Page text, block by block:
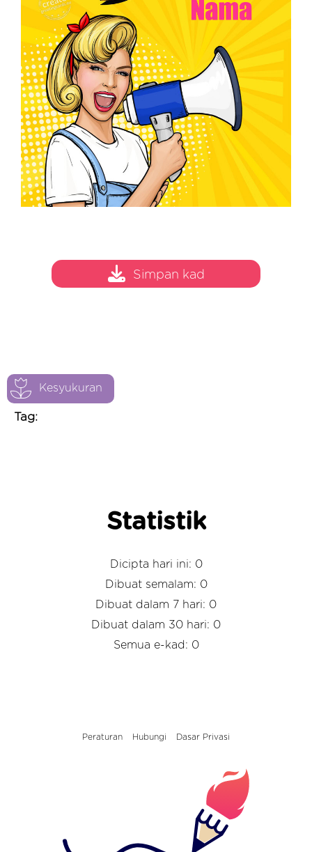
Kesyukuran
Tag:
Simpan kad
Statistik
Dicipta hari ini: 0
Dibuat semalam: 0
Dibuat dalam 7 hari: 0
Dibuat dalam 30 hari: 0
Semua e-kad: 0
Peraturan Hubungi Dasar Privasi